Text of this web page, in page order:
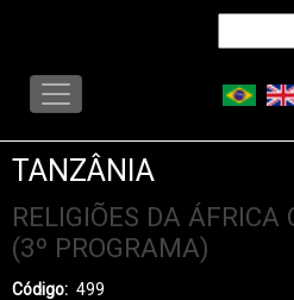
conteúdo
LISA
MENU
TANZÂNIA
RELIGIÕES DA
(3º PROGRAMA)
Código
499